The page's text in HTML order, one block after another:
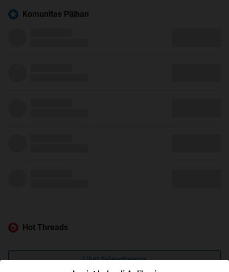
Komunitas Pilihan
Hot Threads
Lihat Selengkapnya